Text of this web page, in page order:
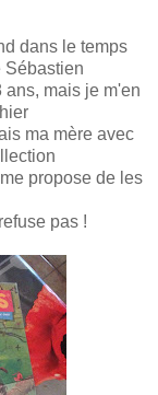
dans le temps
Sébastien
ans, mais je m'en
ma mère avec
propose de les
pas !